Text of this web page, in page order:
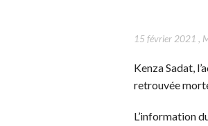
15 février 2021 ,
Kenza Sadat,
retrouvée
L’information